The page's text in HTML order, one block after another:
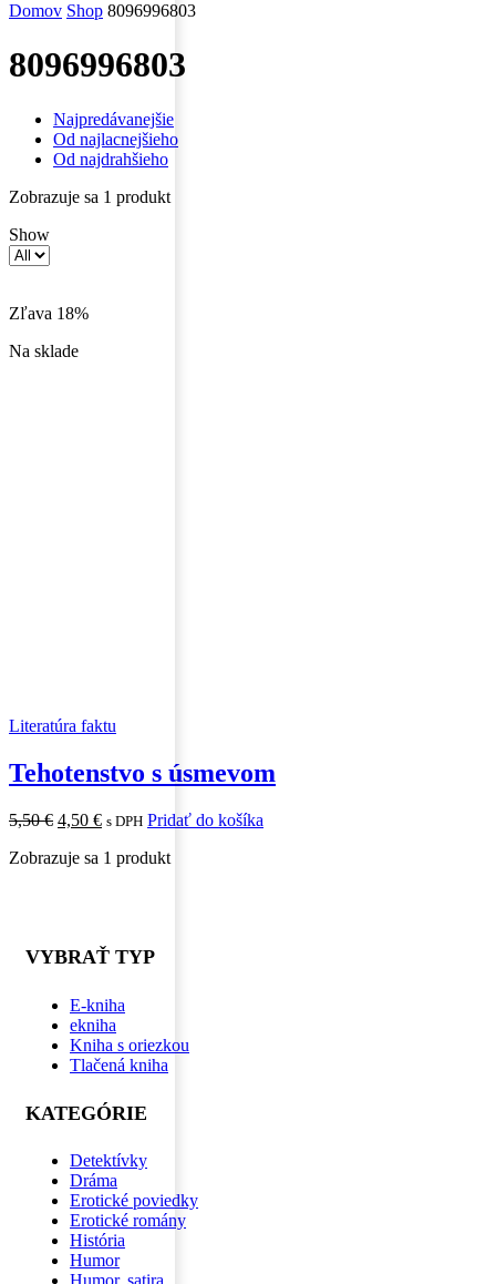
Domov Shop 8096996803
8096996803
Najpredávanejšie
Od najlacnejšieho
Od najdrahšieho
Zobrazuje sa 1 produkt
Show
Zľava 18%
Na sklade
Literatúra faktu
Tehotenstvo s úsmevom
5,50€ 4,50 € s DPH Pridať do košíka
Zobrazuje sa 1 produkt
VYBRAŤ TYP
E-kniha
ekniha
Kniha s oriezkou
Tlačená kniha
KATEGÓRIE
Detektívky
Dráma
Erotické poviedky
Erotické romány
História
Humor